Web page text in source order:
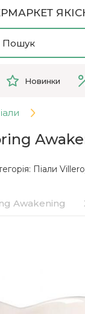
Новинки
Піали
Awakening